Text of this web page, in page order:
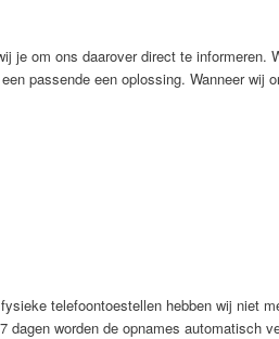
om ons daarover direct te informeren.
passende een oplossing. Wanneer wij
telefoontoestellen hebben wij niet
worden de opnames automatisch